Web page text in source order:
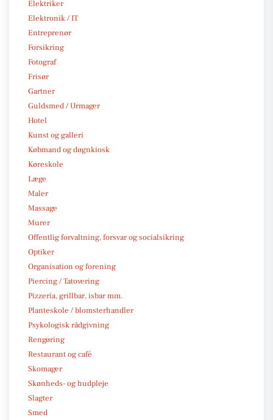
Elektriker
Elektronik / IT
Entreprenør
Forsikring
Fotograf
Frisør
Gartner
Guldsmed / Urmager
Hotel
Kunst og galleri
Købmand og døgnkiosk
Køreskole
Læge
Maler
Massage
Murer
Offentlig forvaltning, forsvar og socialsikring
Optiker
Organisation og forening
Piercing / Tatovering
Pizzeria, grillbar, isbar mm.
Planteskole / blomsterhandler
Psykologisk rådgivning
Rengøring
Restaurant og café
Skomager
Skønheds- og hudpleje
Slagter
Smed